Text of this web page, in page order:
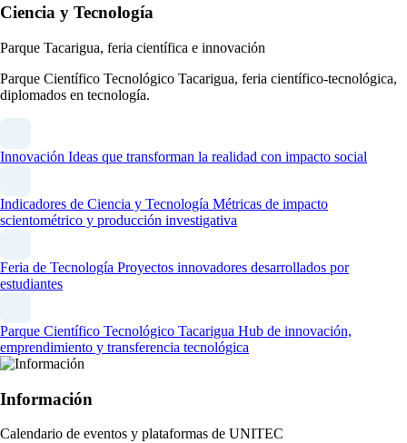
Ciencia y Tecnología
Parque Tacarigua, feria científica e innovación
Parque Científico Tecnológico Tacarigua, feria científico-tecnológica,
diplomados en tecnología.
Innovación Ideas que transforman la realidad con impacto social
Indicadores de Ciencia y Tecnología Métricas de impacto
scientométrico y producción investigativa
Feria de Tecnología Proyectos innovadores desarrollados por
estudiantes
Parque Científico Tecnológico Tacarigua Hub de innovación,
emprendimiento y transferencia tecnológica
Información
Calendario de eventos y plataformas de UNITEC